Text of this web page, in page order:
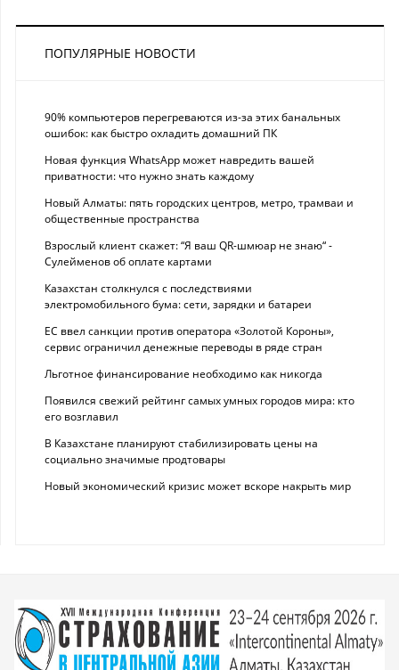
ПОПУЛЯРНЫЕ НОВОСТИ
90% компьютеров перегреваются из-за этих банальных
ошибок: как быстро охладить домашний ПК
Новая функция WhatsApp может навредить вашей
приватности: что нужно знать каждому
Новый Алматы: пять городских центров, метро, трамваи и
общественные пространства
Взрослый клиент скажет: “Я ваш QR-шмюар не знаю“ -
Сулейменов об оплате картами
Казахстан столкнулся с последствиями
электромобильного бума: сети, зарядки и батареи
ЕС ввел санкции против оператора «Золотой Короны»,
сервис ограничил денежные переводы в ряде стран
Льготное финансирование необходимо как никогда
Появился свежий рейтинг самых умных городов мира: кто
его возглавил
В Казахстане планируют стабилизировать цены на
социально значимые продтовары
Новый экономический кризис может вскоре накрыть мир